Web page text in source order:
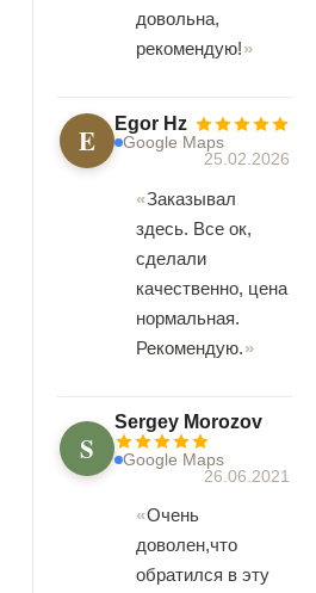
довольна,
рекомендую!
E Egor Hz
Google Maps
25.02.2026
Заказывал
здесь. Все ок,
сделали
качественно, цена
нормальная.
Рекомендую.
S
Sergey Morozov
Google Maps
26.06.2021
Очень
доволен,что
обратился в эту